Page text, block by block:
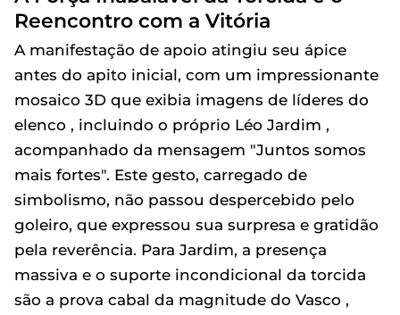
Reencontro com a Vitória
A manifestação de apoio atingiu seu ápice
antes do apito inicial, com um impressionante
mosaico 3D que exibia imagens de líderes do
elenco , incluindo o próprio Léo Jardim ,
acompanhado da mensagem "Juntos somos
mais fortes". Este gesto, carregado de
simbolismo, não passou despercebido pelo
goleiro, que expressou sua surpresa e gratidão
pela reverência. Para Jardim, a presença
massiva e o suporte incondicional da torcida
são a prova cabal da magnitude do Vasco ,